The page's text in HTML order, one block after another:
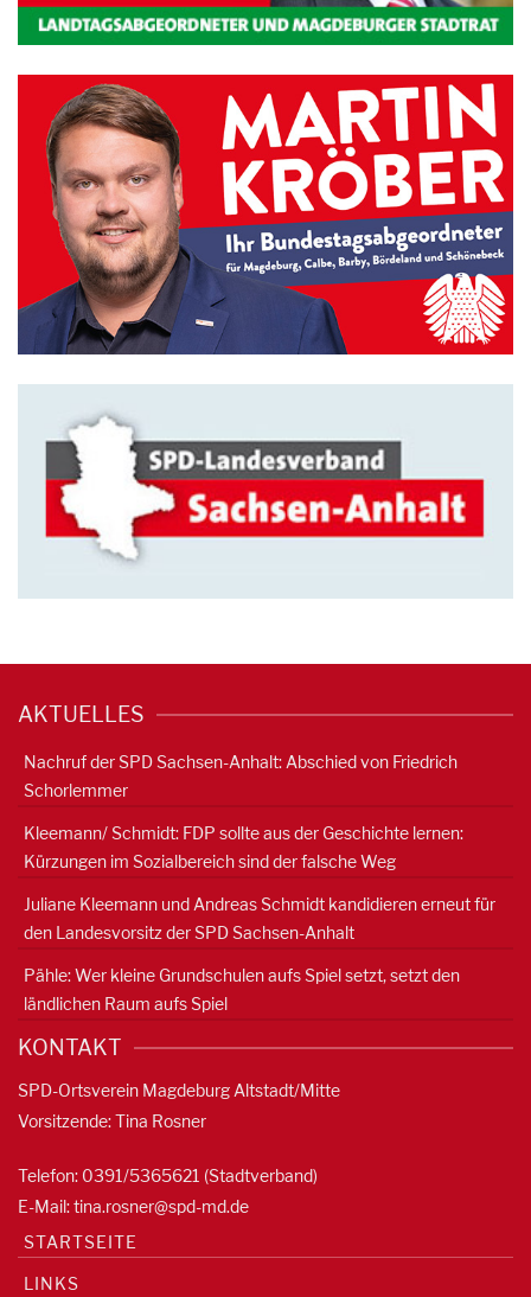
AKTUELLES
Nachruf der SPD Sachsen-Anhalt: Abschied von Friedrich
Schorlemmer
Kleemann/ Schmidt: FDP sollte aus der Geschichte lernen:
Kürzungen im Sozialbereich sind der falsche Weg
Juliane Kleemann und Andreas Schmidt kandidieren erneut für
den Landesvorsitz der SPD Sachsen-Anhalt
Pähle: Wer kleine Grundschulen aufs Spiel setzt, setzt den
ländlichen Raum aufs Spiel
KONTAKT
SPD-Ortsverein Magdeburg Altstadt/Mitte
Vorsitzende: Tina Rosner
Telefon: 0391/5365621 (Stadtverband)
E-Mail:tina.rosner@spd-md.de
STARTSEITE
LINKS